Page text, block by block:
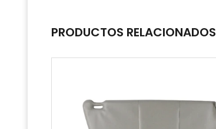
PRODUCTOS RELACIONADOS